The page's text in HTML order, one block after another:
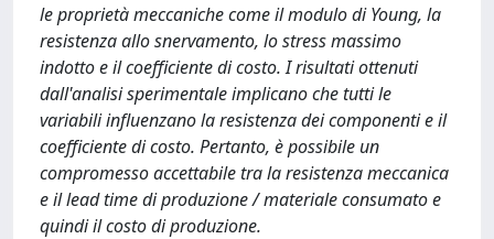
le proprietà meccaniche come il modulo di Young, la
resistenza allo snervamento, lo stress massimo
indotto e il coefficiente di costo. I risultati ottenuti
dall'analisi sperimentale implicano che tutti le
variabili influenzano la resistenza dei componenti e il
coefficiente di costo. Pertanto, è possibile un
compromesso accettabile tra la resistenza meccanica
e il lead time di produzione / materiale consumato e
quindi il costo di produzione.